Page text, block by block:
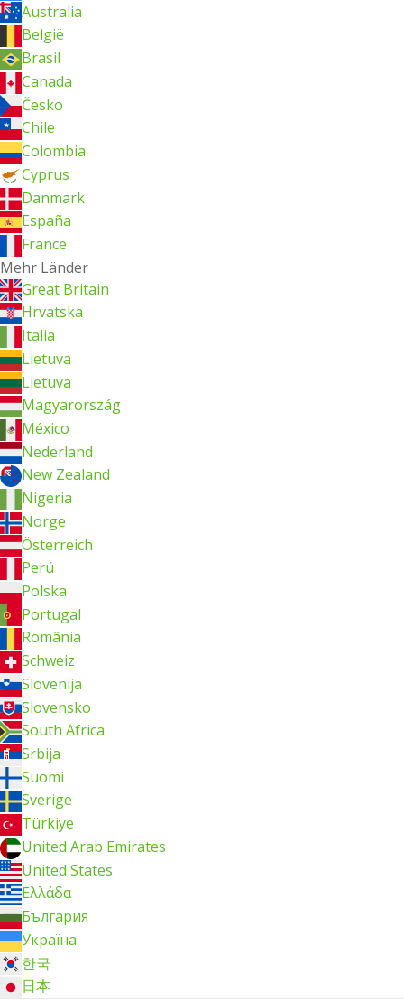
Australia
België
Brasil
Canada
Česko
Chile
Colombia
Cyprus
Danmark
España
France
Mehr Länder
Great Britain
Hrvatska
Italia
Lietuva
Lietuva
Magyarország
México
Nederland
New Zealand
Nigeria
Norge
Österreich
Perú
Polska
Portugal
România
Schweiz
Slovenija
Slovensko
South Africa
Srbija
Suomi
Sverige
Türkiye
United Arab Emirates
United States
Ελλάδα
България
Україна
한국
日本